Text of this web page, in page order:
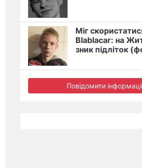
Міг
Blablacar: на
зник підліток
Повідомити